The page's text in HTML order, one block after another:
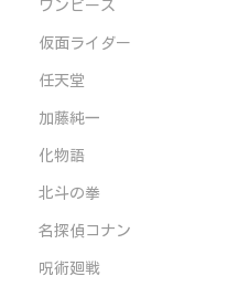
ワンピース
仮面ライダー
任天堂
加藤純一
化物語
北斗の拳
名探偵コナン
呪術廻戦